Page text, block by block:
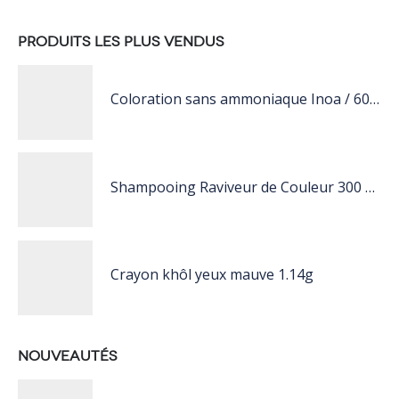
PRODUITS LES PLUS VENDUS
Coloration sans ammoniaque Inoa / 60ML
Shampooing Raviveur de Couleur 300 ml Rose de Schwarzkopf Professional
Crayon khôl yeux mauve 1.14g
NOUVEAUTÉS